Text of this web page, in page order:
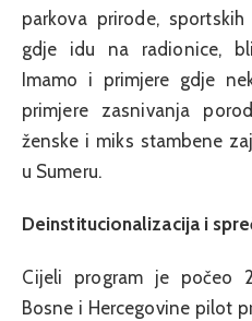
parkova prirode,
gdje idu na radionice,
Imamo i primjere gdje
primjere zasnivanja
ženske i miks stambene
u Sumeru.
Deinstitucionalizacija i
Cijeli program je počeo
Bosne i Hercegovine pilot